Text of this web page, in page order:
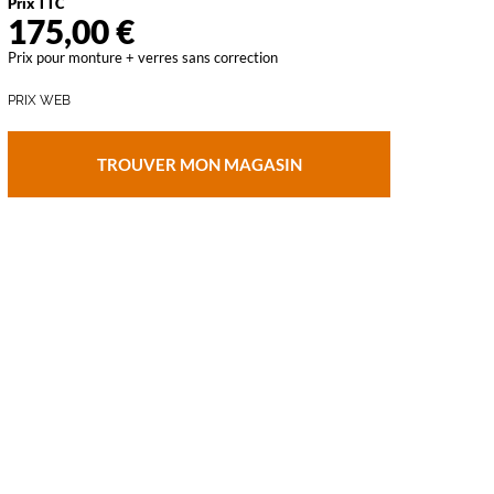
175,00 €
Prix pour monture + verres sans correction
PRIX WEB
TROUVER MON MAGASIN